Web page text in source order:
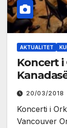
AKTUALITET
Koncert
20/03/2018
Koncerti i
Vancouver